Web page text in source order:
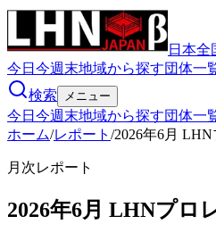
日本全
今日 今週末地域から探す団体一
検索
メニュー
今日 今週末地域から探す団体一
ホーム/レポート /2026年6月
月次レポート
2026年6月 LHNプロ